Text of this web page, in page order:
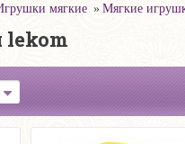
мягкие Мягкие